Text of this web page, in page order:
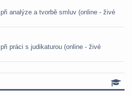
analýze a tvorbě smluv (online - živé
práci s judikaturou (online - živé